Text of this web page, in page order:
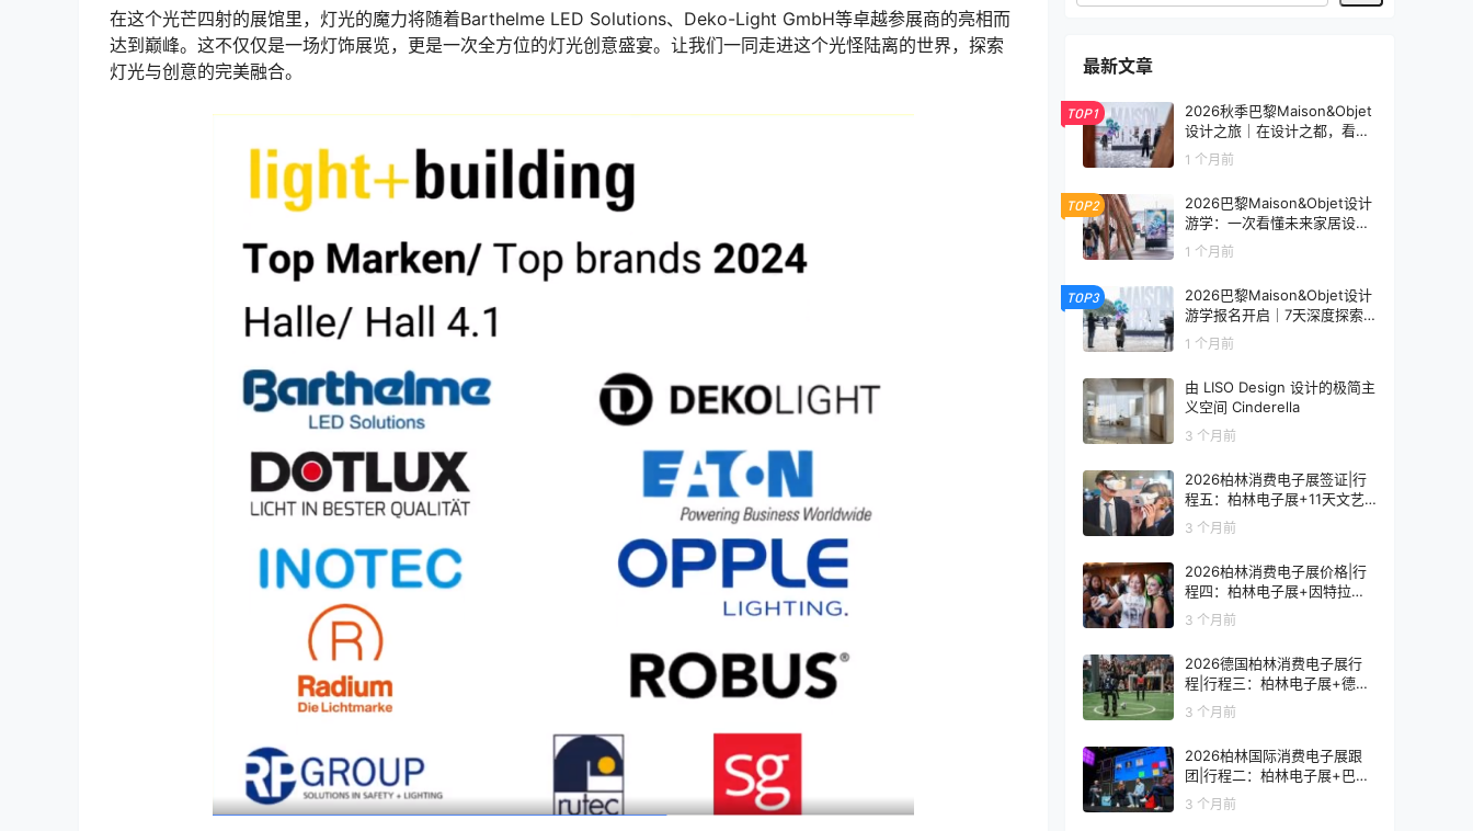
在这个光芒四射的展馆里，灯光的魔力将随着Barthelme LED Solutions、Deko-Light GmbH等卓越参展商的亮相而
达到巅峰。这不仅仅是一场灯饰展览，更是一次全方位的灯光创意盛宴。让我们一同走进这个光怪陆离的世界，探索
灯光与创意的完美融合。
最新文章
TOP1
2026秋季巴黎Maison&Objet
设计之旅｜在设计之都，看见
未来生活的模样
1 个月前
TOP2
2026巴黎Maison&Objet设计
游学：一次看懂未来家居设计
趋势
1 个月前
TOP3
2026巴黎Maison&Objet设计
游学报名开启｜7天深度探索
全球家居设计趋势
1 个月前
由 LISO Design 设计的极简主
义空间 Cinderella
3 个月前
2026柏林消费电子展签证|行
程五：柏林电子展+11天文艺
复兴之旅
3 个月前
2026柏林消费电子展价格|行
程四：柏林电子展+因特拉肯1
0天浪漫之旅
3 个月前
2026德国柏林消费电子展行
程|行程三：柏林电子展+德国
9天人文之旅
3 个月前
2026柏林国际消费电子展跟
团|行程二：柏林电子展+巴黎
8天艺术之旅
3 个月前